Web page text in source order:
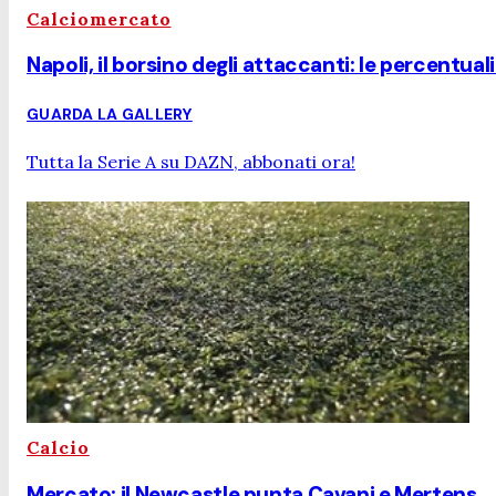
Calciomercato
Napoli, il borsino degli attaccanti: le
GUARDA LA GALLERY
Tutta la Serie A su DAZN, abbonati ora!
Calcio